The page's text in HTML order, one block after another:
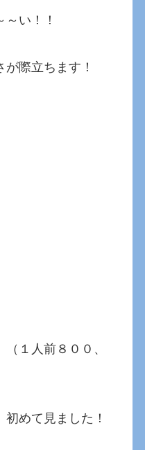
い！！
際立ちます！
（１人前８００、
めて見ました！